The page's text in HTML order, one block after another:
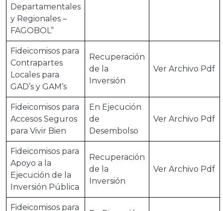
Departamentales
y Regionales –
FAGOBOL”
Fideicomisos para
Contrapartes
Locales para
GAD’s y GAM’s
Recuperación
de la
Inversión
Ver Archivo Pdf
Fideicomisos para
Accesos Seguros
para Vivir Bien
En Ejecución
de
Desembolso
Ver Archivo Pdf
Fideicomisos para
Apoyo a la
Ejecución de la
Inversión Pública
Recuperación
de la
Inversión
Ver Archivo Pdf
Fideicomisos para